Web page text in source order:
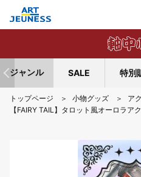
ジャンル SALE 特別
トップページ 小物グッズ
ア
【FAIRY TAIL】タロット風オーロラア